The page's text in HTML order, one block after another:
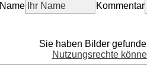
Name Kommentar
Sie haben Bilder
Nutzungsrechte